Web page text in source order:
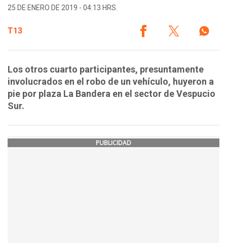
25 DE ENERO DE 2019 - 04:13 HRS.
T13
Los otros cuarto participantes, presuntamente
involucrados en el robo de un vehículo, huyeron a
pie por plaza La Bandera en el sector de Vespucio
Sur.
PUBLICIDAD